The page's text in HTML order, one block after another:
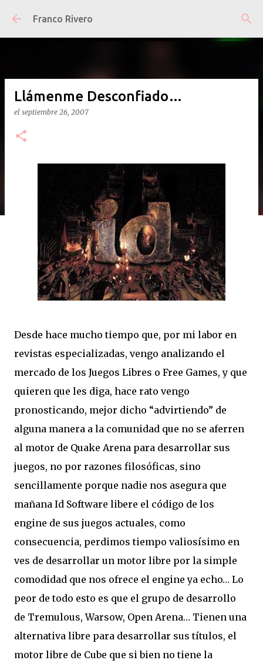
Ir al contenido principal
Franco Rivero
Llámenme Desconfiado…
el septiembre 26, 2007
Desde hace mucho tiempo que, por mi labor en
revistas especializadas, vengo analizando el
mercado de los Juegos Libres o Free Games, y que
quieren que les diga, hace rato vengo
pronosticando, mejor dicho “advirtiendo” de
alguna manera a la comunidad que no se aferren
al motor de Quake Arena para desarrollar sus
juegos, no por razones filosóficas, sino
sencillamente porque nadie nos asegura que
mañana Id Software libere el código de los
engine de sus juegos actuales, como
consecuencia, perdimos tiempo valiosísimo en
ves de desarrollar un motor libre por la simple
comodidad que nos ofrece el engine ya echo… Lo
peor de todo esto es que el grupo de desarrollo
de Tremulous, Warsow, Open Arena… Tienen una
alternativa libre para desarrollar sus títulos, el
motor libre de Cube que si bien no tiene la